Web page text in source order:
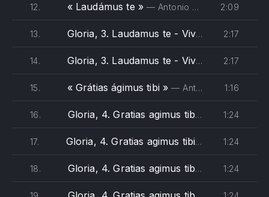
12. « Laudámus te »— Antonio Vivaldi - The Monteverdi Choir, English Baroque Soloists, John Eliot Gardiner 2:09
13. Gloria, 3. Laudamus te - Vivaldi (soprano 1) 2:17
14. Gloria, 3. Laudamus te - Vivaldi (soprano 2) 2:17
15. « Grátias ágimus tibi »— Antonio Vivaldi - The Monteverdi Choir, English Baroque Soloists, John Eliot Gardiner 1:16
16. Gloria, 4. Gratias agimus tibi - Vivaldi (soprano) 1:24
17. Gloria, 4. Gratias agimus tibi - Vivaldi (alto) 1:24
18. Gloria, 4. Gratias agimus tibi - Vivaldi (tenore) 1:24